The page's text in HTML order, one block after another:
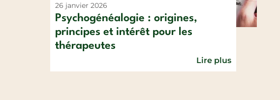
26 janvier 2026
Psychogénéalogie : origines,
principes et intérêt pour les
thérapeutes
Lire plus